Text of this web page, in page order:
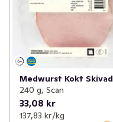
Medwurst Kokt Skivad
240 g, Scan
33,08 kr
137,83 kr /kg